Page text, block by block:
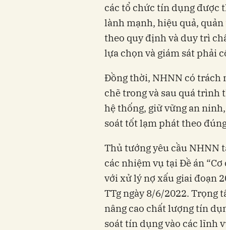
các tổ chức tín dụng được
lành mạnh, hiệu quả,
theo quy định và duy trì
lựa chọn và giám sát phải
Đồng thời, NHNN có trách
chẽ trong và sau quá trình
hệ thống, giữ vững an
soát tốt lạm phát theo
Thủ tướng yêu cầu NHNN
các nhiệm vụ tại Đề án
với xử lý nợ xấu giai đoạn
TTg ngày 8/6/2022. Trọng
nâng cao chất lượng tín
soát tín dụng vào các lĩnh